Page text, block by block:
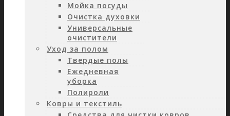
Мойка посуды
Очистка духовки
Универсальные
очистители
Уход за полом
Твердые полы
Ежедневная
уборка
Полироли
Ковры и текстиль